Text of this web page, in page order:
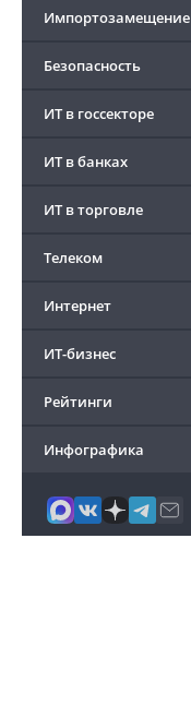
Импортозамещение
Безопасность
ИТ в госсекторе
ИТ в банках
ИТ в торговле
Телеком
Интернет
ИТ-бизнес
Рейтинги
Инфографика